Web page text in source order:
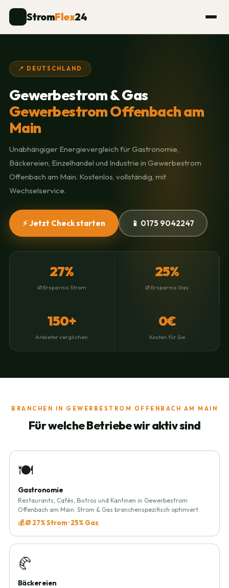
StromFlex24
📍 DEUTSCHLAND
Gewerbestrom & Gas
Gewerbestrom Offenbach am
Main
Unabhängiger Energievergleich für Gastronomie,
Bäckereien, Einzelhandel und Industrie in Gewerbestrom
Offenbach am Main. Kostenlos, vollständig, mit
Wechselservice.
⚡ Jetzt Check starten 📱 0175 9042247
27%
Ø Ersparnis Strom
25%
Ø Ersparnis Gas
150+
Anbieter verglichen
0€
Kosten für Sie
BRANCHEN IN GEWERBESTROM OFFENBACH AM MAIN
Für welche Betriebe wir aktiv sind
🍽️
Gastronomie
Restaurants, Cafés, Bistros und Kantinen in Gewerbestrom
Offenbach am Main. Strom & Gas branchenspezifisch optimiert.
💰 Ø 27% Strom · 25% Gas
🥐
Bäckereien